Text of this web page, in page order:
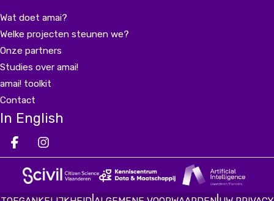
Wat doet amai?
Welke projecten steunen we?
Onze partners
Studies over amai!
amai! toolkit
Contact
In English
Deel op facebook
Deel op Instagram
Deel op LinkedIn